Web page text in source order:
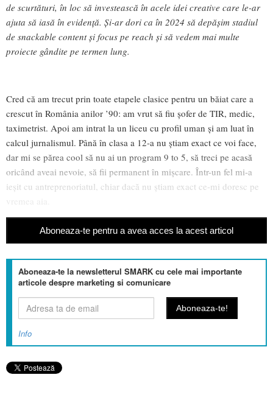
de scurtături, în loc să investească în acele idei creative care le-ar
ajuta să iasă în evidență. Și-ar dori ca în 2024 să depășim stadiul
de snackable content și focus pe reach și să vedem mai multe
proiecte gândite pe termen lung.
Cred că am trecut prin toate etapele clasice pentru un băiat care a
crescut în România anilor ’90: am vrut să fiu şofer de TIR, medic,
taximetrist. Apoi am intrat la un liceu cu profil uman şi am luat în
calcul jurnalismul. Până în clasa a 12-a nu ştiam exact ce voi face,
dar mi se părea cool să nu ai un program 9 to 5, să treci pe acasă
oricând aveai nevoie, să fii permanent în mişcare. Într-un fel mi-a
ieşit cu antreprenoriatul, chiar dacă nu ştiam exact ce-mi doresc pe
vremea aia.
Aboneaza-te pentru a avea acces la acest articol
Aboneaza-te la newsletterul SMARK cu cele mai importante
articole despre marketing si comunicare
Info